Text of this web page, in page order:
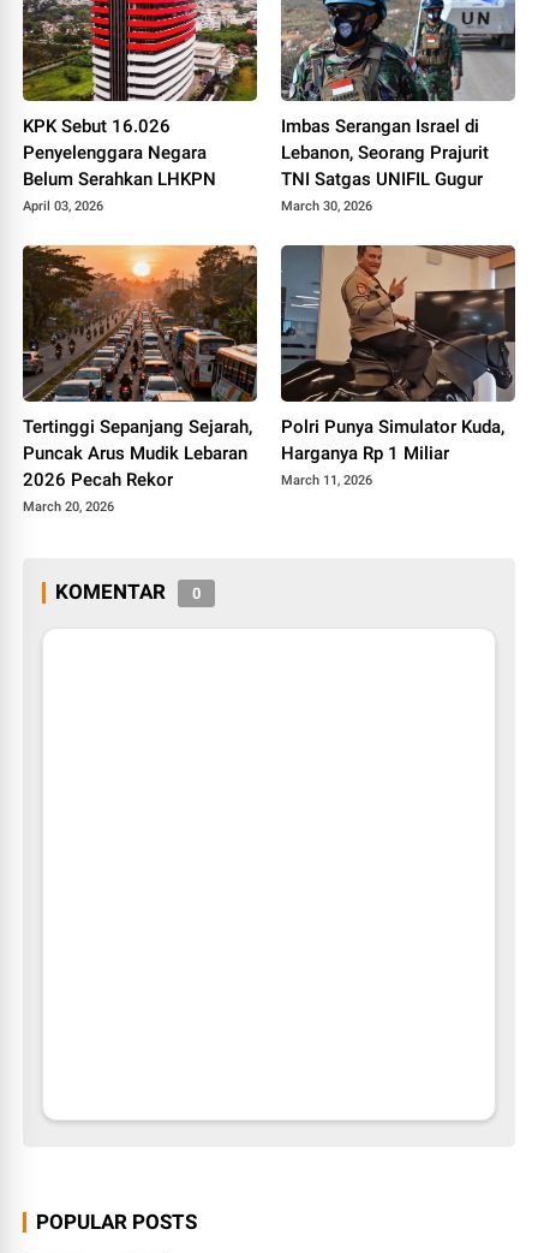
KPK Sebut 16.026
Penyelenggara Negara
Belum Serahkan LHKPN
April 03, 2026
Imbas Serangan Israel di
Lebanon, Seorang Prajurit
TNI Satgas UNIFIL Gugur
March 30, 2026
Tertinggi Sepanjang Sejarah,
Puncak Arus Mudik Lebaran
2026 Pecah Rekor
March 20, 2026
Polri Punya Simulator Kuda,
Harganya Rp 1 Miliar
March 11, 2026
KOMENTAR 0
POPULAR POSTS